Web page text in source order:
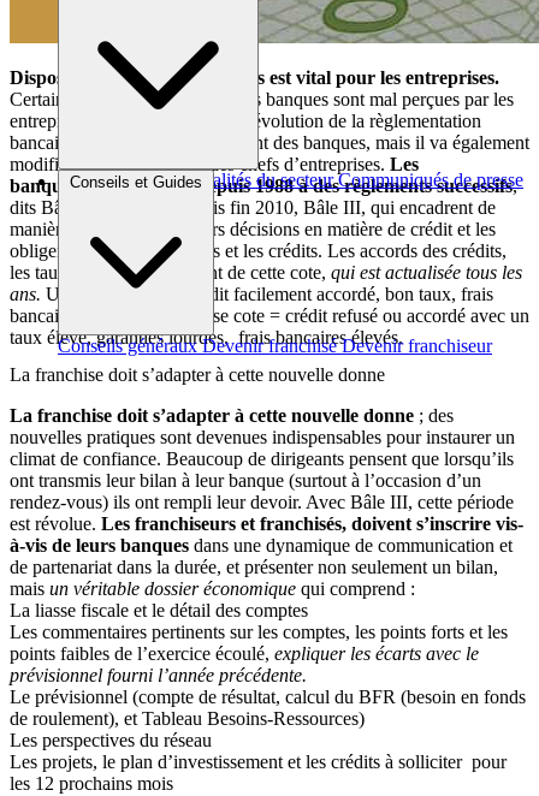
Brèves et actus Actualités du secteur Communiqués de presse
Conseils et Guides
Conseils généraux Devenir franchisé Devenir franchiseur
Disposer des crédits nécessaires est vital pour les entreprises.
Certaines décisions négatives des banques sont mal perçues par les
entrepreneurs de la franchise. L’évolution de la règlementation
bancaire impacte le comportement des banques, mais il va également
modifier le comportement des chefs d’entreprises. Les
banques sont soumises depuis 1988 à des règlements successifs,
dits Bâle I, Bâle II et, depuis fin 2010, Bâle III, qui encadrent de
manière plus restrictive leurs décisions en matière de crédit et les
obligent à coter leurs clients et les crédits. Les accords des crédits,
les taux, les frais, dépendent de cette cote, qui est actualisée tous les
ans. Une bonne cote = crédit facilement accordé, bon taux, frais
bancaires bas. Une mauvaise cote = crédit refusé ou accordé avec un
taux élevé, garanties lourdes, frais bancaires élevés.
La franchise doit s’adapter à cette nouvelle donne
La franchise doit s’adapter à cette nouvelle donne ; des
nouvelles pratiques sont devenues indispensables pour instaurer un
climat de confiance. Beaucoup de dirigeants pensent que lorsqu’ils
ont transmis leur bilan à leur banque (surtout à l’occasion d’un
rendez-vous) ils ont rempli leur devoir. Avec Bâle III, cette période
est révolue. Les franchiseurs et franchisés, doivent s’inscrire vis-
à-vis de leurs banques dans une dynamique de communication et
de partenariat dans la durée, et présenter non seulement un bilan,
mais un véritable dossier économique qui comprend :
La liasse fiscale et le détail des comptes
Les commentaires pertinents sur les comptes, les points forts et les
points faibles de l’exercice écoulé, expliquer les écarts avec le
prévisionnel fourni l’année précédente.
Le prévisionnel (compte de résultat, calcul du BFR (besoin en fonds
de roulement), et Tableau Besoins-Ressources)
Les perspectives du réseau
Les projets, le plan d’investissement et les crédits à solliciter pour
les 12 prochains mois